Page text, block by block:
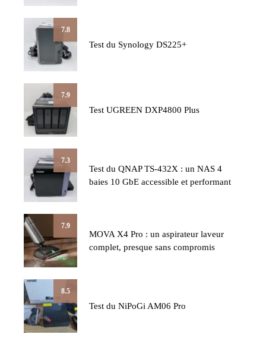
7.8
Test du Synology DS225+
7.9
Test UGREEN DXP4800 Plus
7.3
Test du QNAP TS-432X : un NAS 4
baies 10 GbE accessible et performant
7.9
MOVA X4 Pro : un aspirateur laveur
complet, presque sans compromis
8.5
Test du NiPoGi AM06 Pro